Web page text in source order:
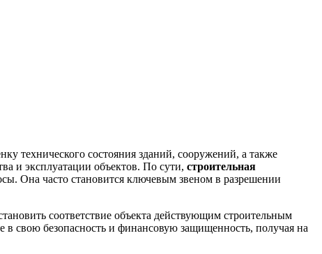
технического состояния зданий, сооружений, а также
и эксплуатации объектов. По сути, строительная
Она часто становится ключевым звеном в разрешении
соответствие объекта действующим строительным
свою безопасность и финансовую защищенность, получая на